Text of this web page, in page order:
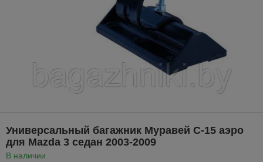
Универсальный багажник Муравей С-15 аэро
для Mazda 3 седан 2003-2009
В наличии